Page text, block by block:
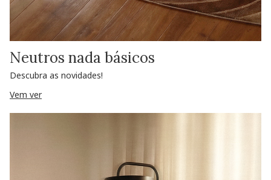
Neutros nada básicos
Descubra as novidades!
Vem ver